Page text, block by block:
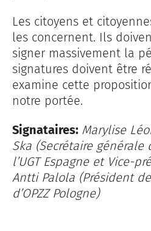
Les citoyens et
les concernent. Ils
signer massivement la
signatures doivent être
examine cette
notre portée.
Signataires: Marylise
Ska (Secrétaire générale
l’UGT Espagne et Vice-
Antti Palola (Président
d’OPZZ Pologne)